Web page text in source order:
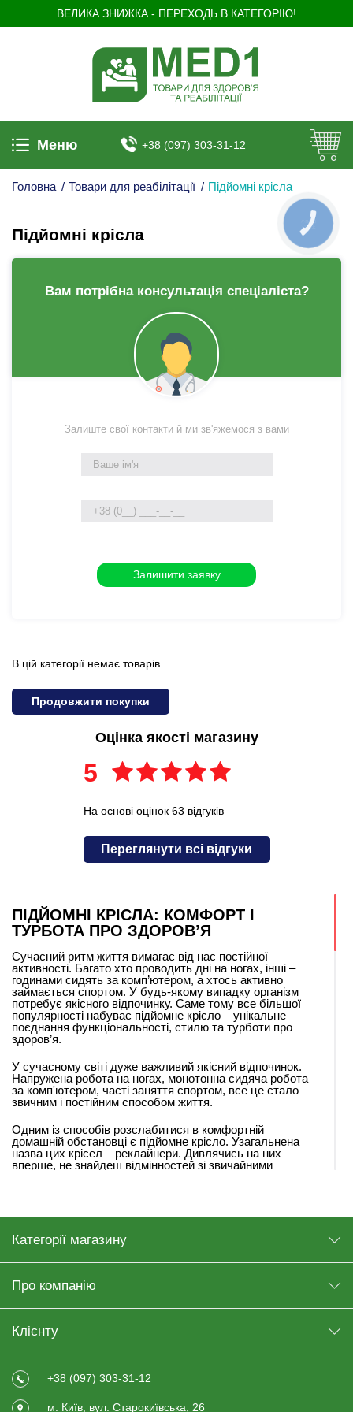
ВЕЛИКА ЗНИЖКА - ПЕРЕХОДЬ В КАТЕГОРІЮ!
Меню +38 (097) 303-31-12
ПІДЙОМНІ КРІСЛА: КОМФОРТ І
ТУРБОТА ПРО ЗДОРОВ’Я
Сучасний ритм життя вимагає від нас постійної
активності. Багато хто проводить дні на ногах, інші –
годинами сидять за комп’ютером, а хтось активно
займається спортом. У будь-якому випадку організм
потребує якісного відпочинку. Саме тому все більшої
популярності набуває підйомне крісло – унікальне
поєднання функціональності, стилю та турботи про
здоров’я.
У сучасному світі дуже важливий якісний відпочинок.
Напружена робота на ногах, монотонна сидяча робота
за комп'ютером, часті заняття спортом, все це стало
звичним і постійним способом життя.
Одним із способів розслабитися в комфортній
домашній обстановці є підйомне крісло. Узагальнена
назва цих крісел – реклайнери. Дивлячись на них
вперше, не знайдеш відмінностей зі звичайними
Види підйомних крісел
За способом управління вони бувають:
важеля або кнопки на бічній стороні. Людина сама
регулює кут нахилу спинки, використовуючи
власну вагу.
Електричні – обладнані пультом управління.
один або два мотори, що дозволяє більш точно
налаштовувати положення.
Головна / Товари для реабілітації / Підйомні крісла
Підйомні крісла
Вам потрібна консультація спеціаліста?
Залиште свої контакти й ми зв'яжемося з вами
В цій категорії немає товарів.
Продовжити покупки
Оцінка якості магазину
5
На основі оцінок 63 відгуків
Переглянути всі відгуки
Категорії магазину
Про компанію
Клієнту
+38 (097) 303-31-12
м. Київ, вул. Старокиївська, 26
КНОПКА
ЗВ'ЯЗКУ